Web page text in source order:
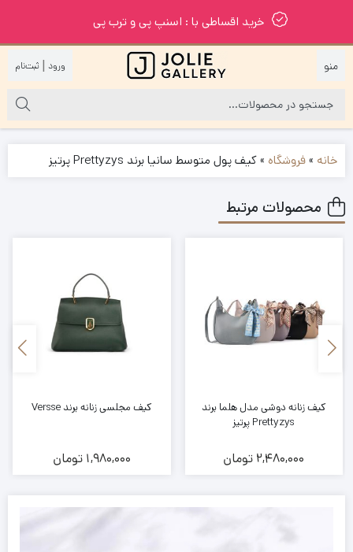
خرید اقساطی با : اسنپ پی و ترب پی
|
خانه »فروشگاه »کیف پول متوسط سانیا برند Prettyzys پرتیز
محصولات مرتبط
کیف زنانه دوشی مدل هلما برند
Prettyzys پرتیز
2,480,000 تومان
کیف مجلسی زنانه برند Versse
1,980,000 تومان